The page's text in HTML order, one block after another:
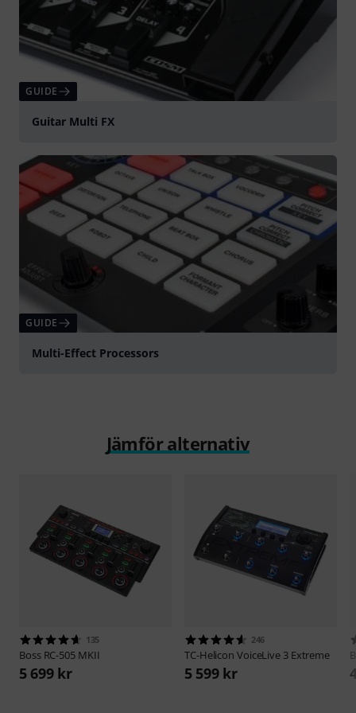
GUIDE
Guitar Multi FX
GUIDE
Multi-Effect Processors
Jämför alternativ
135
Boss RC-505 MKII
5 699 kr
246
TC-Helicon VoiceLive 3 Extreme
5 599 kr